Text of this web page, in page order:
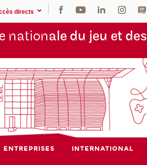
directs
nationale du jeu et
ENTREPRISES INTERNATIONAL